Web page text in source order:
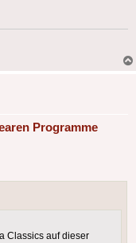
Programme
Classics auf dieser